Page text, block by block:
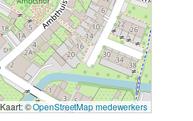
Kaart: ©OpenStreetMap medewerkers